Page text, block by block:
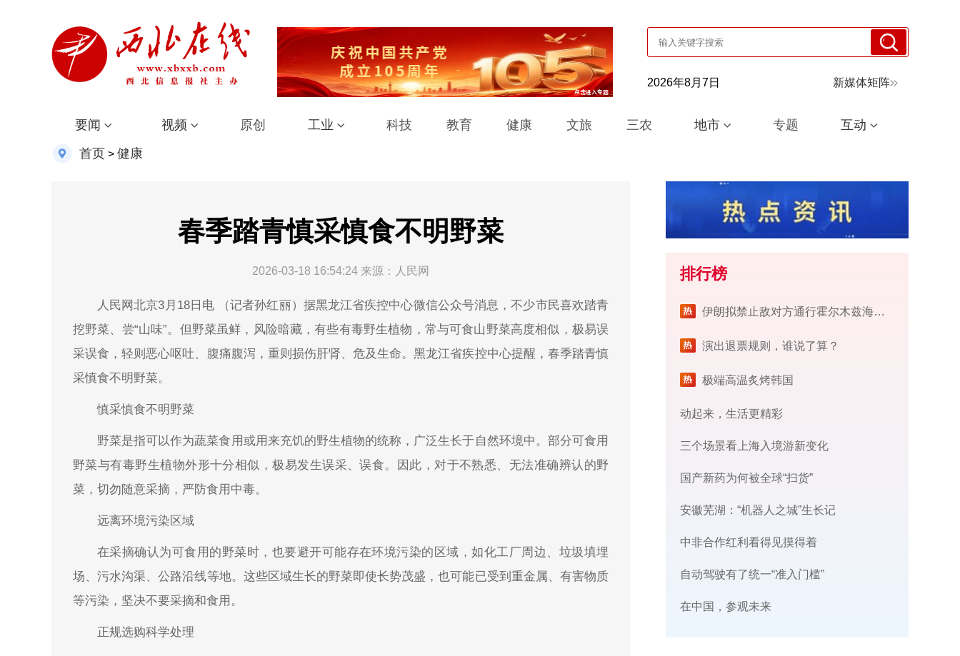
2026年8月7日 新媒体矩阵
要闻 视频 原创 工业 科技 教育 健康 文旅 三农 地市 专题 互动
首页 > 健康
春季踏青慎采慎食不明野菜
2026-03-18 16:54:24 来源：人民网
人民网北京3月18日电 （记者孙红丽）据黑龙江省疾控中心微信公众号消息，不少市民喜欢踏青
挖野菜、尝“山味”。但野菜虽鲜，风险暗藏，有些有毒野生植物，常与可食山野菜高度相似，极易误
采误食，轻则恶心呕吐、腹痛腹泻，重则损伤肝肾、危及生命。黑龙江省疾控中心提醒，春季踏青慎
采慎食不明野菜。
慎采慎食不明野菜
野菜是指可以作为蔬菜食用或用来充饥的野生植物的统称，广泛生长于自然环境中。部分可食用
野菜与有毒野生植物外形十分相似，极易发生误采、误食。因此，对于不熟悉、无法准确辨认的野
菜，切勿随意采摘，严防食用中毒。
远离环境污染区域
在采摘确认为可食用的野菜时，也要避开可能存在环境污染的区域，如化工厂周边、垃圾填埋
场、污水沟渠、公路沿线等地。这些区域生长的野菜即使长势茂盛，也可能已受到重金属、有害物质
等污染，坚决不要采摘和食用。
正规选购科学处理
排行榜
伊朗拟禁止敌对方通行霍尔木兹海峡 对违规者重罚
演出退票规则，谁说了算？
极端高温炙烤韩国
动起来，生活更精彩
三个场景看上海入境游新变化
国产新药为何被全球“扫货”
安徽芜湖：“机器人之城”生长记
中非合作红利看得见摸得着
自动驾驶有了统一“准入门槛”
在中国，参观未来